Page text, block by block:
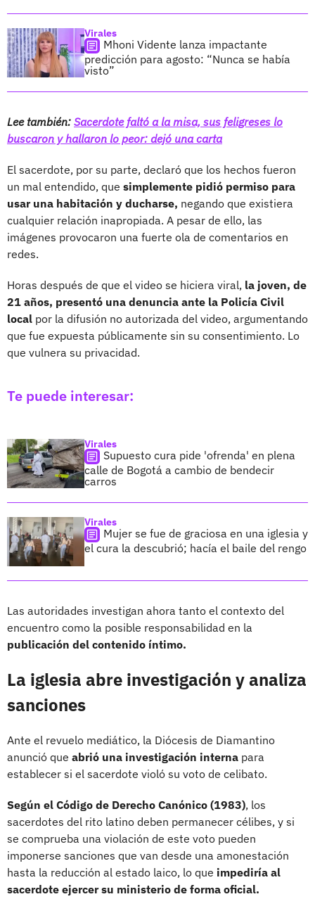
Virales
Mhoni Vidente lanza impactante
predicción para agosto: “Nunca se había
visto”
Lee también: Sacerdote faltó a la misa, sus feligreses lo
buscaron y hallaron lo peor: dejó una carta
El sacerdote, por su parte, declaró que los hechos fueron
un mal entendido, que simplemente pidió permiso para
usar una habitación y ducharse, negando que existiera
cualquier relación inapropiada. A pesar de ello, las
imágenes provocaron una fuerte ola de comentarios en
redes.
Horas después de que el video se hiciera viral, la joven, de
21 años, presentó una denuncia ante la Policía Civil
local por la difusión no autorizada del video, argumentando
que fue expuesta públicamente sin su consentimiento. Lo
que vulnera su privacidad.
Te puede interesar:
Virales
Supuesto cura pide 'ofrenda' en plena
calle de Bogotá a cambio de bendecir
carros
Virales
Mujer se fue de graciosa en una iglesia y
el cura la descubrió; hacía el baile del rengo
Las autoridades investigan ahora tanto el contexto del
encuentro como la posible responsabilidad en la
publicación del contenido íntimo.
La iglesia abre investigación y analiza
sanciones
Ante el revuelo mediático, la Diócesis de Diamantino
anunció que abrió una investigación interna para
establecer si el sacerdote violó su voto de celibato.
Según el Código de Derecho Canónico (1983), los
sacerdotes del rito latino deben permanecer célibes, y si
se comprueba una violación de este voto pueden
imponerse sanciones que van desde una amonestación
hasta la reducción al estado laico, lo que impediría al
sacerdote ejercer su ministerio de forma oficial.